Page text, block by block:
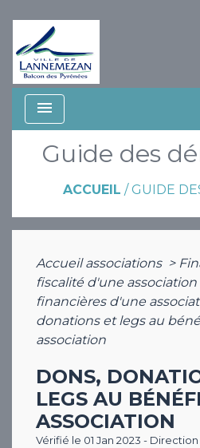
menu
Guide des
ACCUEIL / GUIDE
Accueil associations >
fiscalité d'une association
financières d'une
donations et legs au
association
DONS,
LEGS AU
ASSOCIATION
Vérifié le 01 Jan 2023 -